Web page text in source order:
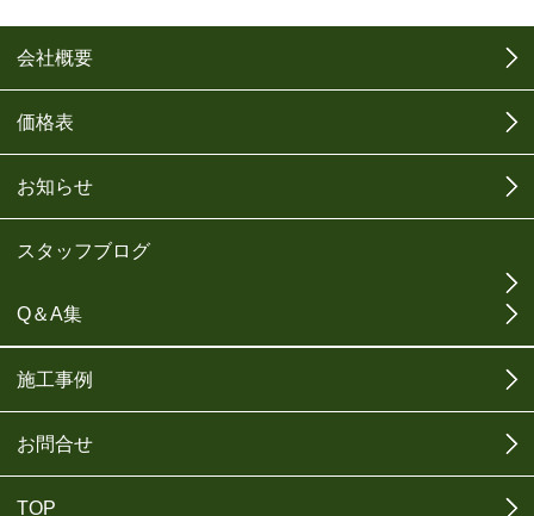
会社概要
価格表
お知らせ
スタッフブログ
Q＆A集
施工事例
お問合せ
TOP